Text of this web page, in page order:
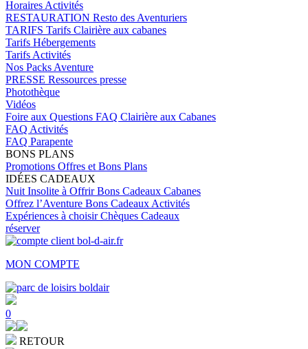
Horaires Activités
RESTAURATION Resto des Aventuriers
TARIFS Tarifs Clairière aux cabanes
Tarifs Hébergements
Tarifs Activités
Nos Packs Aventure
PRESSE Ressources presse
Photothèque
Vidéos
Foire aux Questions FAQ Clairière aux Cabanes
FAQ Activités
FAQ Parapente
BONS PLANS
Promotions Offres et Bons Plans
IDÉES CADEAUX
Nuit Insolite à OffrirBons Cadeaux Cabanes
Offrez l’Aventure Bons Cadeaux Activités
Expériences à choisirChèques Cadeaux
réserver
MON COMPTE
0
RETOUR